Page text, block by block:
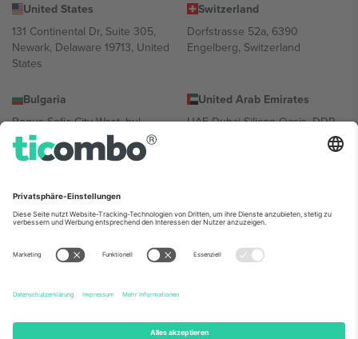
United States
131 Continental Dr, Suite 305,
Newark, Delaware 19713, United
States
Switzerland
Dorfstrasse 52a, 6390
Engelberg, Switzerland
Bulgaria
Regus Sofia City West, bul
Totleben 53-55, 1606 Sofia,
Bulgaria
United Arab Emirates
UAE Dubai Silicon Oasis, DDP
Building A1, Office 302, Dubai,
Mexico
Av Chapultepec 360, Roma
Norte, Cuauhtémoc, 06700
Ciudad de México, CDMX,
Mexico
Die juristische Person des Plattformanbieters kann je nach
Informationen finden Sie auf der jeweiligen Veranstaltungsseite, im